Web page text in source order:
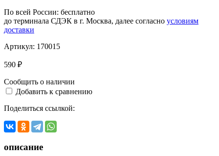
По всей России: бесплатно
до терминала СДЭК в г. Москва, далее согласно условиям
доставки
Артикул: 170015
590 ₽
Сообщить о наличии
Добавить к сравнению
Поделиться ссылкой:
описание